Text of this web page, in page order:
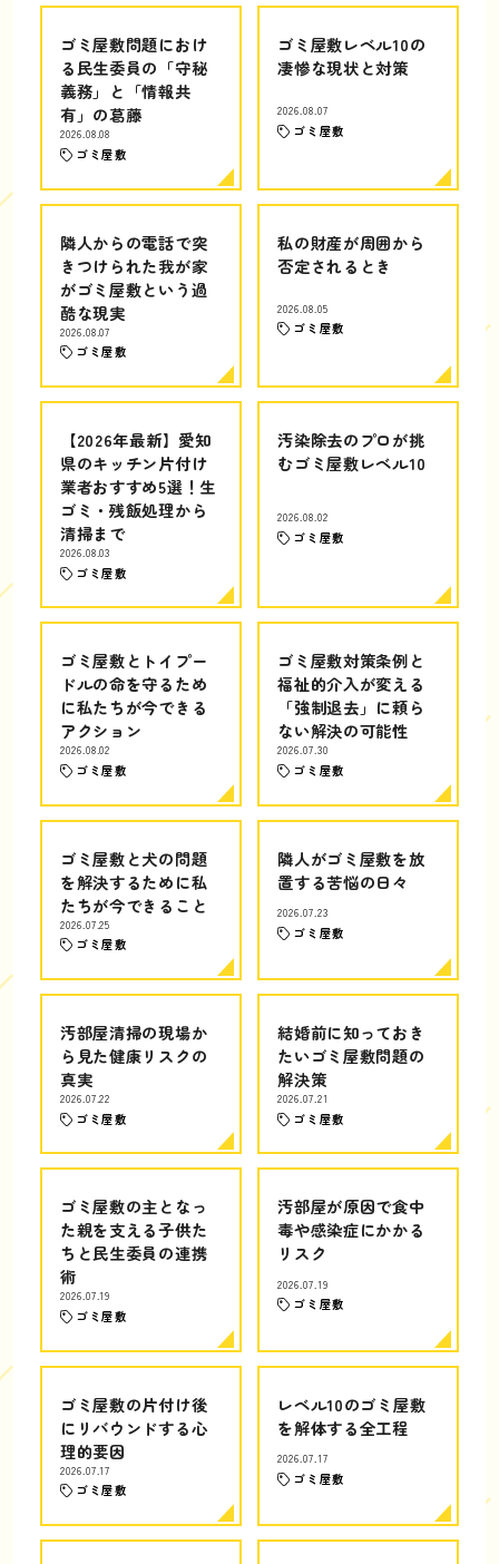
ゴミ屋敷問題におけ
る民生委員の「守秘
義務」と「情報共
有」の葛藤
2026.08.08
ゴミ屋敷
ゴミ屋敷レベル10の
凄惨な現状と対策
2026.08.07
ゴミ屋敷
隣人からの電話で突
きつけられた我が家
がゴミ屋敷という過
酷な現実
2026.08.07
ゴミ屋敷
私の財産が周囲から
否定されるとき
2026.08.05
ゴミ屋敷
【2026年最新】愛知
県のキッチン片付け
業者おすすめ5選！生
ゴミ・残飯処理から
清掃まで
2026.08.03
ゴミ屋敷
汚染除去のプロが挑
むゴミ屋敷レベル10
2026.08.02
ゴミ屋敷
ゴミ屋敷とトイプー
ドルの命を守るため
に私たちが今できる
アクション
2026.08.02
ゴミ屋敷
ゴミ屋敷対策条例と
福祉的介入が変える
「強制退去」に頼ら
ない解決の可能性
2026.07.30
ゴミ屋敷
ゴミ屋敷と犬の問題
を解決するために私
たちが今できること
2026.07.25
ゴミ屋敷
隣人がゴミ屋敷を放
置する苦悩の日々
2026.07.23
ゴミ屋敷
汚部屋清掃の現場か
ら見た健康リスクの
真実
2026.07.22
ゴミ屋敷
結婚前に知っておき
たいゴミ屋敷問題の
解決策
2026.07.21
ゴミ屋敷
ゴミ屋敷の主となっ
た親を支える子供た
ちと民生委員の連携
術
2026.07.19
ゴミ屋敷
汚部屋が原因で食中
毒や感染症にかかる
リスク
2026.07.19
ゴミ屋敷
ゴミ屋敷の片付け後
にリバウンドする心
理的要因
2026.07.17
ゴミ屋敷
レベル10のゴミ屋敷
を解体する全工程
2026.07.17
ゴミ屋敷